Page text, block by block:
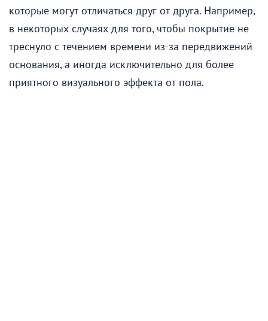
которые могут отличаться друг от друга. Например,
в некоторых случаях для того, чтобы покрытие не
треснуло с течением времени из-за передвижений
основания, а иногда исключительно для более
приятного визуального эффекта от пола.